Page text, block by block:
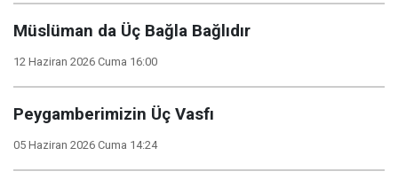
Müslüman da Üç Bağla Bağlıdır
12 Haziran 2026 Cuma 16:00
Peygamberimizin Üç Vasfı
05 Haziran 2026 Cuma 14:24